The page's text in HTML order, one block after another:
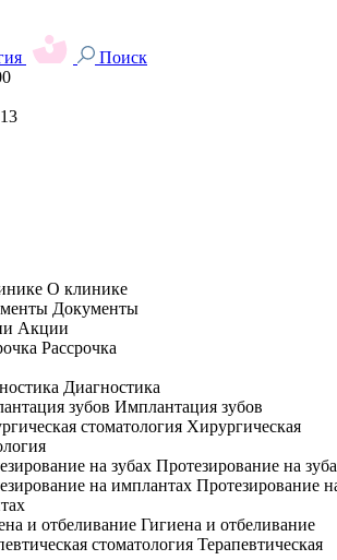
Поиск
О клинике
Документы
Акции
Рассрочка
Диагностика
Имплантация зубов
Хирургическая
Протезирование на
Протезирование
Гигиена и отбеливание
Терапевтическая